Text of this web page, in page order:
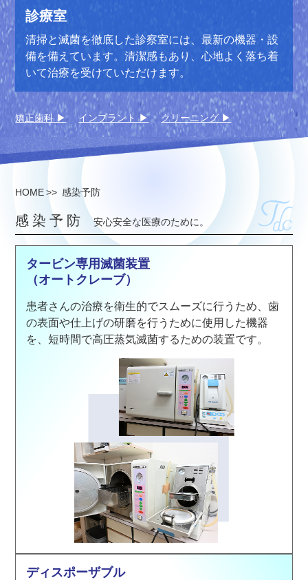
診療室
清掃と滅菌を徹底した診察室には、最新の機器・設
備を備えています。清潔感もあり、心地よく落ち着
いて治療を受けていただけます。
矯正歯科 ▶︎ インプラント ▶︎ クリーニング ▶︎
HOME 感染予防
感染予防 安心安全な医療のために。
タービン専用滅菌装置
（オートクレーブ）
患者さんの治療を衛生的でスムーズに行うため、歯
の表面や仕上げの研磨を行うために使用した機器
を、短時間で高圧蒸気滅菌するための装置です。
ディスポーザブル